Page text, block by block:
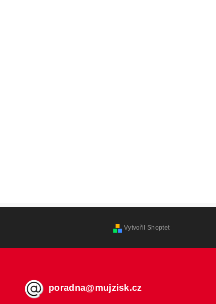
Vytvořil Shoptet
poradna@mujzisk.cz